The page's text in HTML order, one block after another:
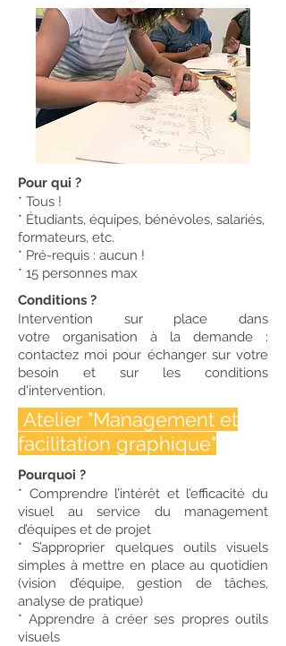
Pour qui ?
* Tous !
* Étudiants, équipes, bénévoles, salariés,
formateurs, etc.
* Pré-requis : aucun !
* 15 personnes max
Conditions ?
Intervention sur place dans
votre organisation à la demande :
contactez moi pour échanger sur votre
besoin et sur les conditions
d'intervention.
Atelier "Management et
facilitation graphique"
Pourquoi ?
* Comprendre l’intérêt et l’efficacité du
visuel au service du management
d’équipes et de projet
* S’approprier quelques outils visuels
simples à mettre en place au quotidien
(vision d’équipe, gestion de tâches,
analyse de pratique)
* Apprendre à créer ses propres outils
visuels